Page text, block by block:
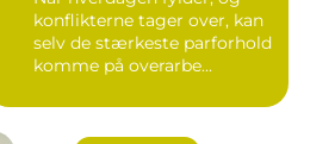
konflikterne tager over, kan
selv de stærkeste parforhold
komme på overarbe...